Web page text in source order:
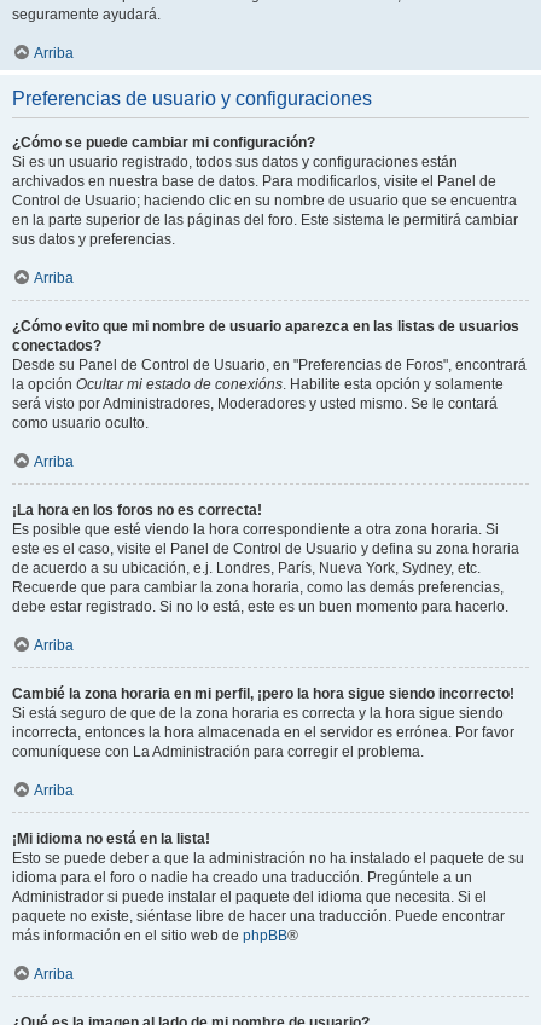
seguramente ayudará.
Arriba
Preferencias de usuario y configuraciones
¿Cómo se puede cambiar mi configuración?
Si es un usuario registrado, todos sus datos y configuraciones están
archivados en nuestra base de datos. Para modificarlos, visite el Panel de
Control de Usuario; haciendo clic en su nombre de usuario que se encuentra
en la parte superior de las páginas del foro. Este sistema le permitirá cambiar
sus datos y preferencias.
Arriba
¿Cómo evito que mi nombre de usuario aparezca en las listas de usuarios
conectados?
Desde su Panel de Control de Usuario, en "Preferencias de Foros", encontrará
la opción Ocultar mi estado de conexións. Habilite esta opción y solamente
será visto por Administradores, Moderadores y usted mismo. Se le contará
como usuario oculto.
Arriba
¡La hora en los foros no es correcta!
Es posible que esté viendo la hora correspondiente a otra zona horaria. Si
este es el caso, visite el Panel de Control de Usuario y defina su zona horaria
de acuerdo a su ubicación, e.j. Londres, París, Nueva York, Sydney, etc.
Recuerde que para cambiar la zona horaria, como las demás preferencias,
debe estar registrado. Si no lo está, este es un buen momento para hacerlo.
Arriba
Cambié la zona horaria en mi perfil, ¡pero la hora sigue siendo incorrecto!
Si está seguro de que de la zona horaria es correcta y la hora sigue siendo
incorrecta, entonces la hora almacenada en el servidor es errónea. Por favor
comuníquese con La Administración para corregir el problema.
Arriba
¡Mi idioma no está en la lista!
Esto se puede deber a que la administración no ha instalado el paquete de su
idioma para el foro o nadie ha creado una traducción. Pregúntele a un
Administrador si puede instalar el paquete del idioma que necesita. Si el
paquete no existe, siéntase libre de hacer una traducción. Puede encontrar
más información en el sitio web de phpBB®
Arriba